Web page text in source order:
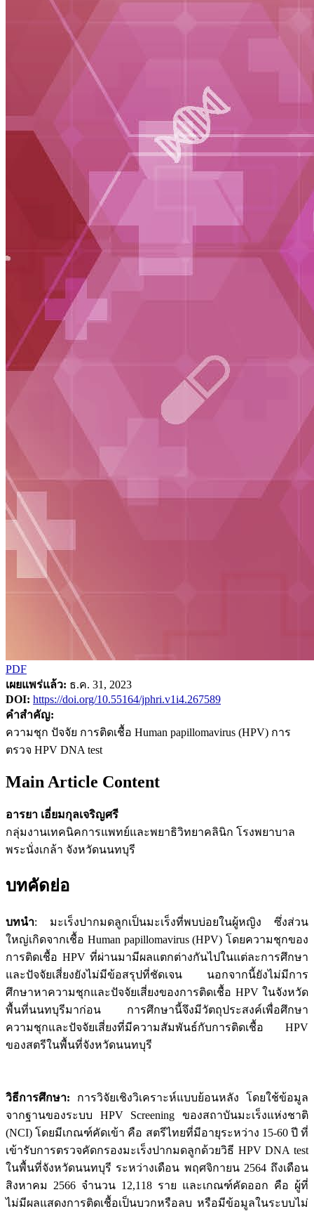
PDF
เผยแพร่แล้ว: ธ.ค. 31, 2023
DOI: https://doi.org/10.55164/jphri.v1i4.267589
คำสำคัญ:
ความชุก ปัจจัย การติดเชื้อ Human papillomavirus (HPV) การ
ตรวจ HPV DNA test
Main Article Content
อารยา เอี่ยมกุลเจริญศรี
กลุ่มงานเทคนิคการแพทย์และพยาธิวิทยาคลินิก โรงพยาบาล
พระนั่งเกล้า จังหวัดนนทบุรี
บทคัดย่อ
บทนำ: มะเร็งปากมดลูกเป็นมะเร็งที่พบบ่อยในผู้หญิง ซึ่งส่วน
ใหญ่เกิดจากเชื้อ Human papillomavirus (HPV) โดยความชุกของ
การติดเชื้อ HPV ที่ผ่านมามีผลแตกต่างกันไปในแต่ละการศึกษา
และปัจจัยเสี่ยงยังไม่มีข้อสรุปที่ชัดเจน นอกจากนี้ยังไม่มีการ
ศึกษาหาความชุกและปัจจัยเสี่ยงของการติดเชื้อ HPV ในจังหวัด
พื้นที่นนทบุรีมาก่อน การศึกษานี้จึงมีวัตถุประสงค์เพื่อศึกษา
ความชุกและปัจจัยเสี่ยงที่มีความสัมพันธ์กับการติดเชื้อ HPV
ของสตรีในพื้นที่จังหวัดนนทบุรี
วิธีการศึกษา: การวิจัยเชิงวิเคราะห์แบบย้อนหลัง โดยใช้ข้อมูล
จากฐานของระบบ HPV Screening ของสถาบันมะเร็งแห่งชาติ
(NCI) โดยมีเกณฑ์คัดเข้า คือ สตรีไทยที่มีอายุระหว่าง 15-60 ปี ที่
เข้ารับการตรวจคัดกรองมะเร็งปากมดลูกด้วยวิธี HPV DNA test
ในพื้นที่จังหวัดนนทบุรี ระหว่างเดือน พฤศจิกายน 2564 ถึงเดือน
สิงหาคม 2566 จำนวน 12,118 ราย และเกณฑ์คัดออก คือ ผู้ที่
ไม่มีผลแสดงการติดเชื้อเป็นบวกหรือลบ หรือมีข้อมูลในระบบไม่